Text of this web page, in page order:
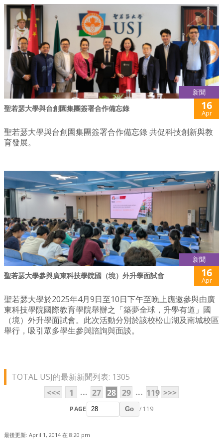
新聞
聖若瑟大學與台創園集團簽署合作備忘錄 16
Apr
聖若瑟大學與台創園集團簽署合作備忘錄 共促科技創新與教
育發展。
新聞
聖若瑟大學參與廣東科技學院國（境）外升學面試會 16
Apr
聖若瑟大學於2025年4月9日至10日下午至晚上應邀參與由廣
東科技學院國際教育學院舉辦之「築夢全球，升學有道」國
（境）外升學面試會。此次活動分別於該校松山湖及南城校區
舉行，吸引眾多學生參與諮詢與面談。
TOTAL USJ的最新新聞列表: 1305
<<<
1 ... 27 28 29 ... 119 >>>
PAGE Go / 119
最後更新: April 1, 2014 在 8:20 pm